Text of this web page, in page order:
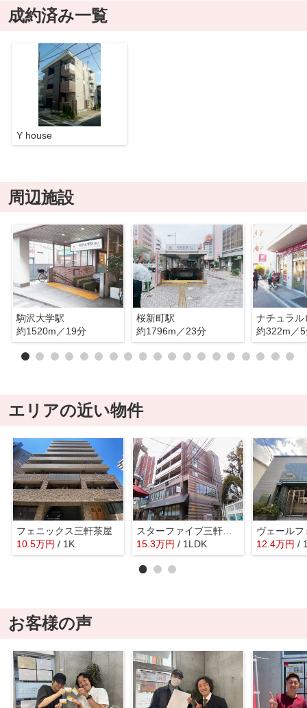
成約済み一覧
Y house
周辺施設
駒沢大学駅
約1520m／19分
桜新町駅
約1796m／23分
約322m／
エリアの近い物件
フェニックス三軒茶屋
10.5万円 / 1K
スターファイブ三軒茶屋
15.3万円 / 1LDK
ヴェールフ
12.4万円 /
お客様の声